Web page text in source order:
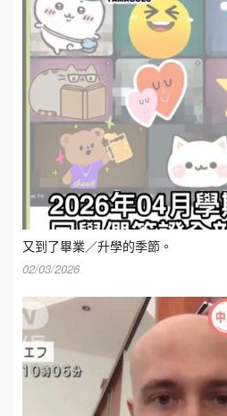
又到了畢業／升學的季節。
02/03/2026